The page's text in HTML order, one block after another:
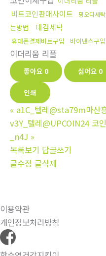
비트코인판매사이트 핑오다세탁
는방법
대검세탁
휴대폰결제비트구입 바이낸스구
이더리움 리플
좋아요 0 싫어요 0
인쇄
« a1C_텔레@sta79m마산
v3Y_텔레@UPCOIN24 코
_n4J »
목록보기 답글쓰기
글수정 글삭제
이용약관
개인정보처리방침